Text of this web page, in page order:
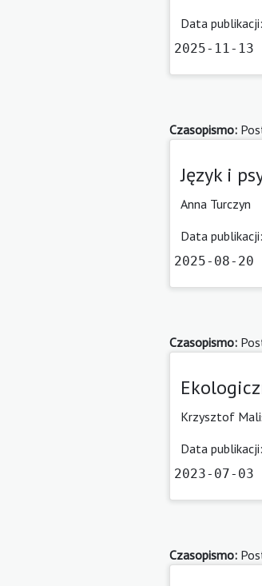
Data
2025-11-13
Czasopismo:
Język i
Anna Turczyn
Data
2025-08-20
Czasopismo:
Krzysztof
Data
2023-07-03
Czasopismo: